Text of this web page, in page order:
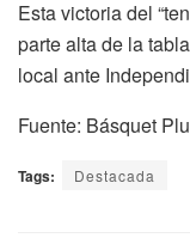
Esta victoria del
parte alta de la
local ante
Fuente: Básquet
Tags: Destacada